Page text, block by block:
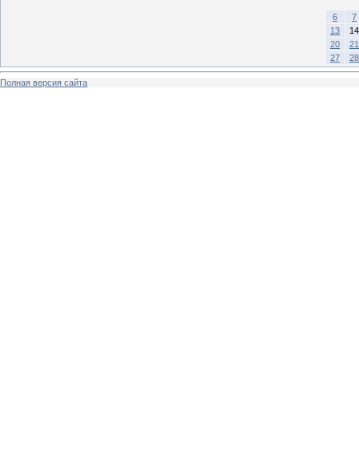
6
7
13
14
20
21
27
28
Полная версия сайта